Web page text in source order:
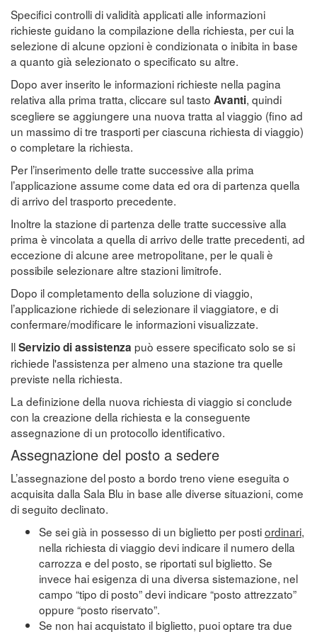
Specifici controlli di validità applicati alle informazioni
richieste guidano la compilazione della richiesta, per cui la
selezione di alcune opzioni è condizionata o inibita in base
a quanto già selezionato o specificato su altre.
Dopo aver inserito le informazioni richieste nella pagina
relativa alla prima tratta, cliccare sul tasto Avanti, quindi
scegliere se aggiungere una nuova tratta al viaggio (fino ad
un massimo di tre trasporti per ciascuna richiesta di viaggio)
o completare la richiesta.
Per l’inserimento delle tratte successive alla prima
l’applicazione assume come data ed ora di partenza quella
di arrivo del trasporto precedente.
Inoltre la stazione di partenza delle tratte successive alla
prima è vincolata a quella di arrivo delle tratte precedenti, ad
eccezione di alcune aree metropolitane, per le quali è
possibile selezionare altre stazioni limitrofe.
Dopo il completamento della soluzione di viaggio,
l’applicazione richiede di selezionare il viaggiatore, e di
confermare/modificare le informazioni visualizzate.
IlServizio di assistenza può essere specificato solo se si
richiede l'assistenza per almeno una stazione tra quelle
previste nella richiesta.
La definizione della nuova richiesta di viaggio si conclude
con la creazione della richiesta e la conseguente
assegnazione di un protocollo identificativo.
Assegnazione del posto a sedere
L’assegnazione del posto a bordo treno viene eseguita o
acquisita dalla Sala Blu in base alle diverse situazioni, come
di seguito declinato.
Se sei già in possesso di un biglietto per postiordinari,
nella richiesta di viaggio devi indicare il numero della
carrozza e del posto, se riportati sul biglietto. Se
invece hai esigenza di una diversa sistemazione, nel
campo “tipo di posto” devi indicare “posto attrezzato”
oppure “posto riservato”.
Se non hai acquistato il biglietto, puoi optare tra due